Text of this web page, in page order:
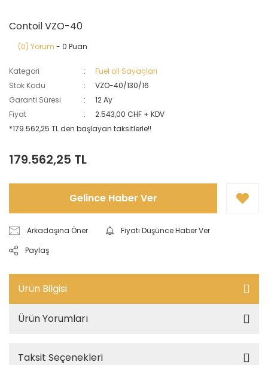
Contoil VZO-40
(0) Yorum - 0 Puan
Kategori
Fuel oil Sayaçları
Stok Kodu
VZO-40/130/16
Garanti Süresi
12 Ay
Fiyat
2.543,00 CHF + KDV
*179.562,25 TL den başlayan taksitlerle!!
179.562,25 TL
Gelince Haber Ver
Arkadaşına Öner
Fiyatı Düşünce Haber Ver
Paylaş
Ürün Bilgisi
Ürün Yorumları
Taksit Seçenekleri